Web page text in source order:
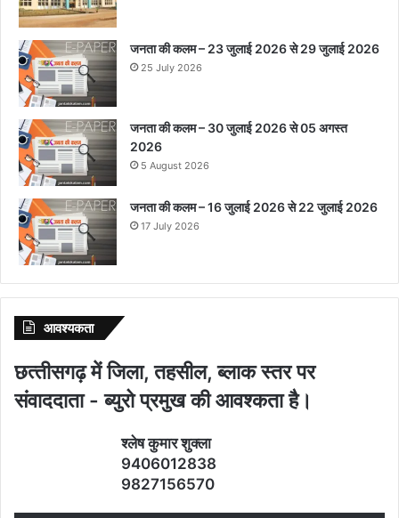
जनता की कलम – 23 जुलाई 2026 से 29 जुलाई 2026
25 July 2026
जनता की कलम – 30 जुलाई 2026 से 05 अगस्त
2026
5 August 2026
जनता की कलम – 16 जुलाई 2026 से 22 जुलाई 2026
17 July 2026
आवश्‍यकता
छत्‍तीसगढ़ में जिला, तहसील, ब्‍लाक स्‍तर पर
संवाददाता - ब्‍युरो प्रमुख की आवश्‍कता है।
श्‍लेष कुमार शुक्‍ला
9406012838
9827156570